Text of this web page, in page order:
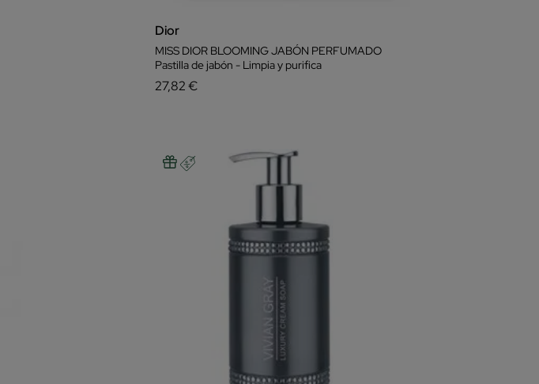
Dior
MISS DIOR BLOOMING JABÓN PERFUMADO
Pastilla de jabón - Limpia y purifica
27,82 €